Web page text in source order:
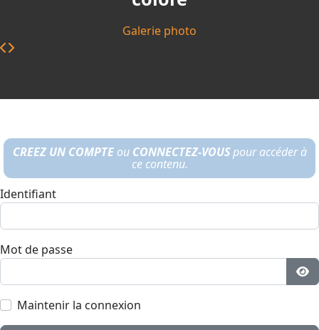
Galerie photo
CREEZ UN COMPTEouCONNECTEZ-VOUSpour accéder à
ce contenu.
Identifiant
Mot de passe
Maintenir la connexion